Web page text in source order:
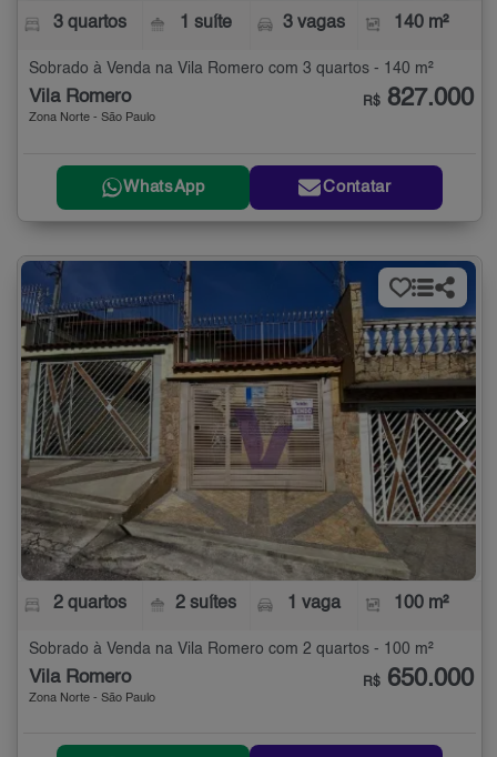
3 quartos 1 suíte 3 vagas 140 m²
Sobrado à Venda na Vila Romero com 3 quartos - 140 m²
Vila Romero
Zona Norte - São Paulo
R$ 827.000
WhatsApp Contatar
2 quartos 2 suítes 1 vaga 100 m²
Sobrado à Venda na Vila Romero com 2 quartos - 100 m²
Vila Romero
Zona Norte - São Paulo
R$ 650.000